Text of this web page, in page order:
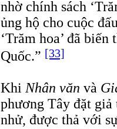
nhờ chính sách
ủng hộ cho cuộc
‘Trăm hoa’ đã
Quốc.” [33]
Khi Nhân văn và
phương Tây đặt giả
nhử, được thả với